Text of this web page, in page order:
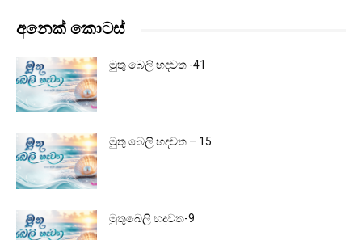
අනෙක් කොටස්
මුතු බෙලි හදවත -41
මුතු බෙලි හදවත – 15
මුතුබෙලි හදවත-9